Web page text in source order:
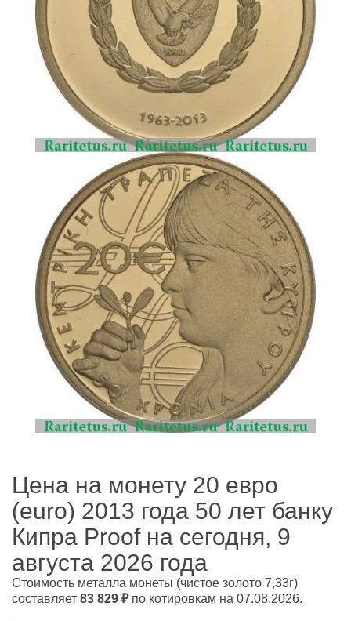
Цена на монету 20 евро
(euro) 2013 года 50 лет банку
Кипра Proof на сегодня, 9
августа 2026 года
Стоимость металла монеты (чистое золото 7,33г)
составляет 83 829 ₽по котировкам на 07.08.2026.